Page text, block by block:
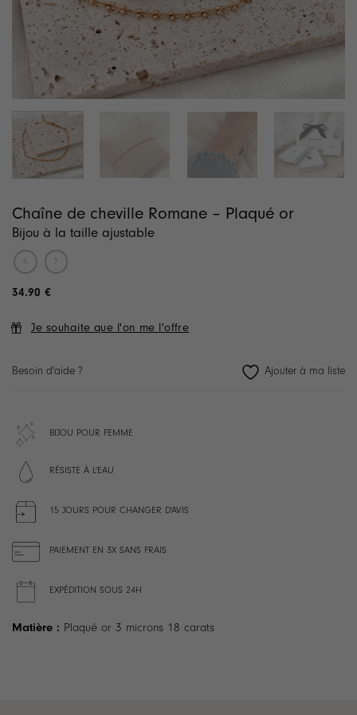
Chaîne de cheville Romane – Plaqué or
Bijou à la taille ajustable
34.90 €
Je souhaite que l'on me l'offre
Besoin d'aide ?
BIJOU POUR FEMME
RÉSISTE À L'EAU
15 JOURS POUR CHANGER D'AVIS
PAIEMENT EN 3X SANS FRAIS
EXPÉDITION SOUS 24H
Matière : Plaqué or 3 microns 18 carats